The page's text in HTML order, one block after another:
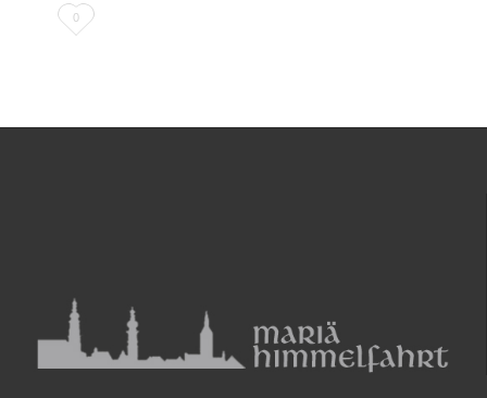
Love
0